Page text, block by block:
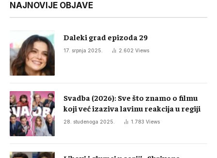
NAJNOVIJE OBJAVE
Daleki grad epizoda 29
17. srpnja 2025. 2.602 Views
Svadba (2026): Sve što znamo o filmu
koji već izaziva lavinu reakcija u regiji
28. studenoga 2025. 1.783 Views